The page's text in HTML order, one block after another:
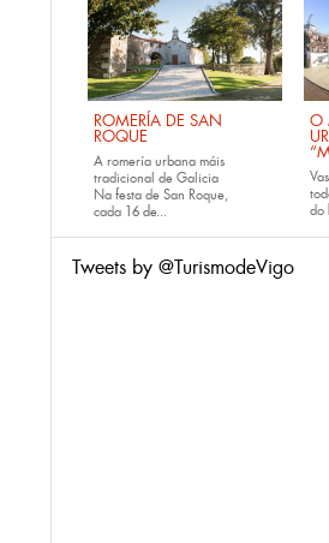
ROMERÍA DE SAN
ROQUE
A romería urbana máis
tradicional de Galicia
Na festa de San Roque,
cada 16 de...
O
do
Tweets by @TurismodeVigo